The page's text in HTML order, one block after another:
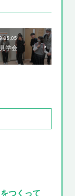
05:05
学会
つくって